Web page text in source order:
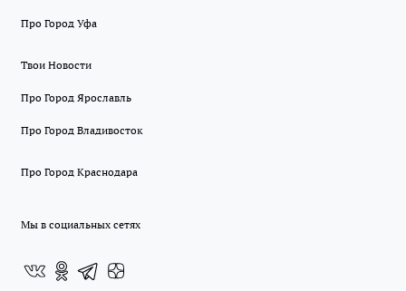
Про Город Уфа
Твои Новости
Про Город Ярославль
Про Город Владивосток
Про Город Краснодара
Мы в социальных сетях